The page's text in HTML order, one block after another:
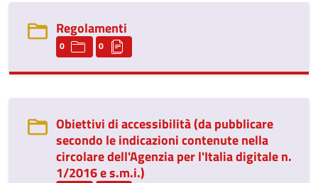
Regolamenti
0 0
Obiettivi di accessibilità (da pubblicare
secondo le indicazioni contenute nella
circolare dell'Agenzia per l'Italia digitale n.
1/2016 e s.m.i.)